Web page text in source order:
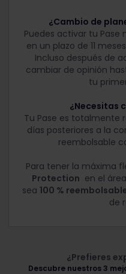
¿Cambio de
Puedes activar tu
en un plazo de 11
Incluso después de
cambiar de opinión
tu
¿Necesitas
Tu Pase es totalmente
días posteriores a la
reembolsable
Para tener la máxima
Protection en el
sea 100 %
de
¿Prefieres
Descubre nuestros 3